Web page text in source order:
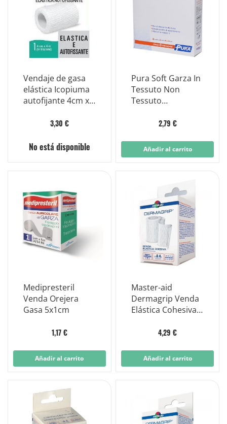
Vendaje de gasa
elástica Icopiuma
autofijante 4cm x
3,30 €
No está disponible
Pura Soft Garza In
Tessuto Non
Tessuto
2,79 €
Añadir al carrito
Medipresteril
Venda Orejera
Gasa 5x1cm
1,17 €
Añadir al carrito
Master-aid
Dermagrip Venda
Elástica Cohesiva
4,29 €
Añadir al carrito